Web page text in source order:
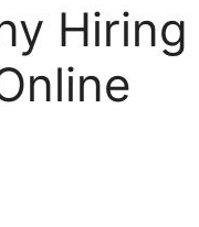
Hiring